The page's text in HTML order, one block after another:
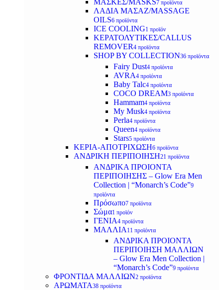
ΜΑΣΚΕΣ/MASKS7 προϊόντα
ΛΑΔΙΑ ΜΑΣΑΖ/MASSAGE
OILS6 προϊόντα
ICE COOLING1 προϊόν
ΚΕΡΑΤΟΛΥΤΙΚΕΣ/CALLUS
REMOVER4 προϊόντα
SHOP BY COLLECTION36 προϊόντα
Fairy Dust4 προϊόντα
AVRA4 προϊόντα
Baby Talc4 προϊόντα
COCO DREAM3 προϊόντα
Hammam4 προϊόντα
My Musk4 προϊόντα
Perla4 προϊόντα
Queen4 προϊόντα
Stars5 προϊόντα
ΚΕΡΙΑ-ΑΠΟΤΡΙΧΩΣΗ6 προϊόντα
ΑΝΔΡΙΚΗ ΠΕΡΙΠΟΙΗΣΗ21 προϊόντα
ΑΝΔΡΙΚΑ ΠΡΟΙΟΝΤΑ
ΠΕΡΙΠΟΙΗΣΗΣ – Glow Era Men
Collection | “Monarch’s Code”9
προϊόντα
Πρόσωπο7 προϊόντα
Σώμα1 προϊόν
ΓΕΝΙΑ4 προϊόντα
ΜΑΛΛΙΑ 11 προϊόντα
ΑΝΔΡΙΚΑ ΠΡΟΙΟΝΤΑ
ΠΕΡΙΠΟΙΗΣΗ ΜΑΛΛΙΩΝ
– Glow Era Men Collection |
“Monarch’s Code”9 προϊόντα
ΦΡΟΝΤΙΔΑ ΜΑΛΛΙΩΝ2 προϊόντα
ΑΡΩΜΑΤΑ38 προϊόντα